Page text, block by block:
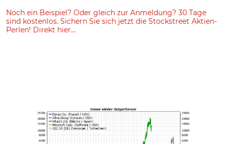
Noch ein Beispiel? Oder gleich zur Anmeldung? 30 Tage
sind kostenlos. Sichern Sie sich jetzt die Stockstreet Aktien-
Perlen! Direkt hier…